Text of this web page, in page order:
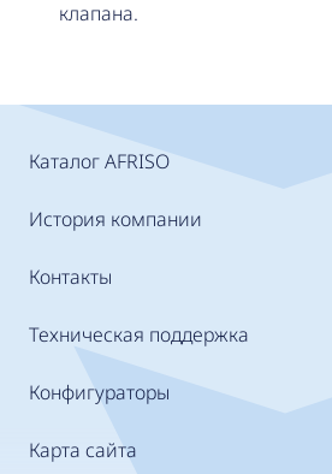
клапана.
Каталог AFRISO
История компании
Контакты
Техническая поддержка
Конфигураторы
Карта сайта